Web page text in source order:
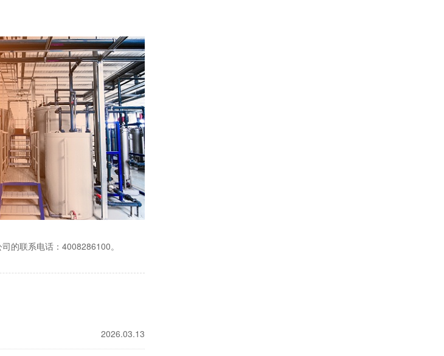
的联系电话：4008286100。
2026.03.13